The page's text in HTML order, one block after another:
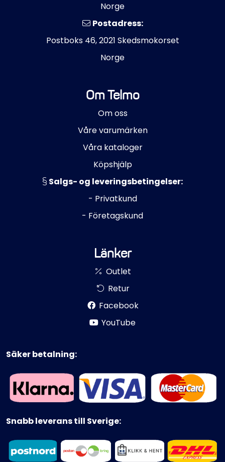
Norge
Postadress:
Postboks 46, 2021 Skedsmokorset
Norge
Om Telmo
Om oss
Våre varumärken
Våra kataloger
Köpshjälp
Salgs- og leveringsbetingelser:
- Privatkund
- Företagskund
Länker
Outlet
Retur
Facebook
YouTube
Säker betalning:
Snabb leverans till Sverige: